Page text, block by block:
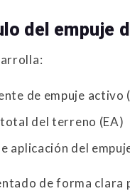
del empuje
de empuje activo
total del terreno (EA)
aplicación del
de forma clara